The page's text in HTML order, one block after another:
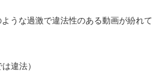
うな過激で違法性のある動画が紛れて
違法）